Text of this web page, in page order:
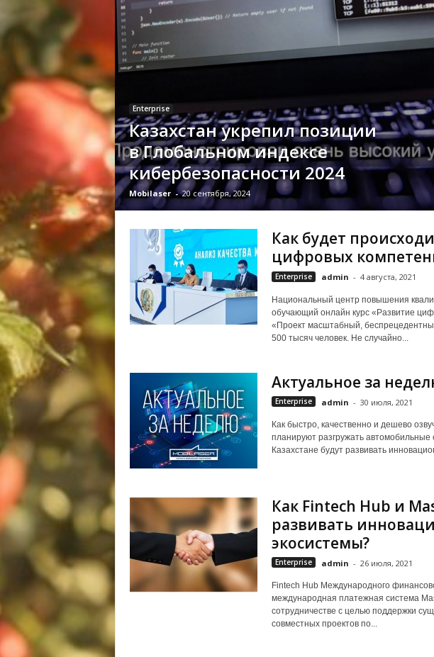
Enterprise
Казахстан укрепил позиции
в Глобальном индексе
кибербезопасности 2024
Mobilaser - 20 сентября, 2024
Как будет
цифровых
Enterprise admin - 4 августа, 2021
Национальный центр повышения
обучающий онлайн курс «Развитие
«Проект масштабный,
500 тысяч человек. Не случайно...
Актуальное за
Enterprise admin - 30 июля, 2021
Как быстро, качественно и дешево
планируют разгружать автомобильные
Казахстане будут развивать
Как Fintech Hub и
развивать
экосистемы?
Enterprise admin - 26 июля, 2021
Fintech Hub Международного
международная платежная система
сотрудничестве с целью поддержки
совместных проектов по...